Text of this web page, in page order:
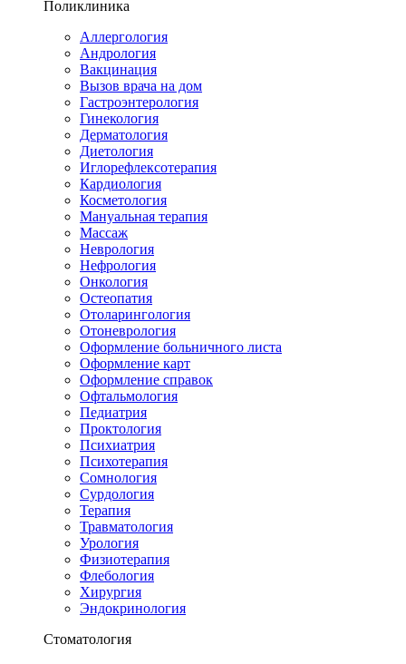
Поликлиника
Аллергология
Андрология
Вакцинация
Вызов врача на дом
Гастроэнтерология
Гинекология
Дерматология
Диетология
Иглорефлексотерапия
Кардиология
Косметология
Мануальная терапия
Массаж
Неврология
Нефрология
Онкология
Остеопатия
Отоларингология
Отоневрология
Оформление больничного листа
Оформление карт
Оформление справок
Офтальмология
Педиатрия
Проктология
Психиатрия
Психотерапия
Сомнология
Сурдология
Терапия
Травматология
Урология
Физиотерапия
Флебология
Хирургия
Эндокринология
Стоматология